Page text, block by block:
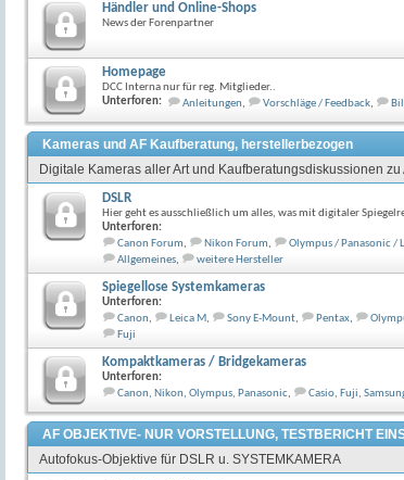
Händler und Online-Shops
News der Forenpartner
Homepage
DCC Interna nur für reg. Mitglieder..
Unterforen:
Anleitungen, Vorschläge / Feedback,
Kameras und AF Kaufberatung, herstellerbezogen
Digitale Kameras aller Art und Kaufberatungsdiskussionen zu
DSLR
Hier geht es ausschließlich um alles, was mit digitaler
Unterforen:
Canon Forum, Nikon Forum, Olympus / Panasonic /
Allgemeines, weitere Hersteller
Spiegellose Systemkameras
Unterforen:
Canon, Leica M, Sony E-Mount, Pentax,
Fuji
Kompaktkameras / Bridgekameras
Unterforen:
Canon, Nikon, Olympus, Panasonic, Casio, Fuji,
AF OBJEKTIVE- NUR VORSTELLUNG, TESTBERICHT
Autofokus-Objektive für DSLR u. SYSTEMKAMERA